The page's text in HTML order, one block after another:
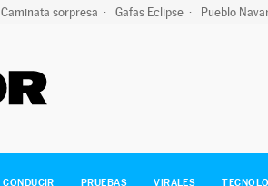
Caminata sorpresa Gafas Eclipse Pueblo
CONDUCIR PRUEBAS VIRALES